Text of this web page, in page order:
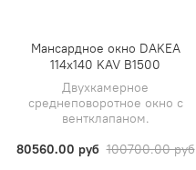
Мансардное окно DAKEA
114х140 KAV B1500
Двухкамерное
среднеповоротное окно с
вентклапаном.
80560.00 руб 100700.00 руб